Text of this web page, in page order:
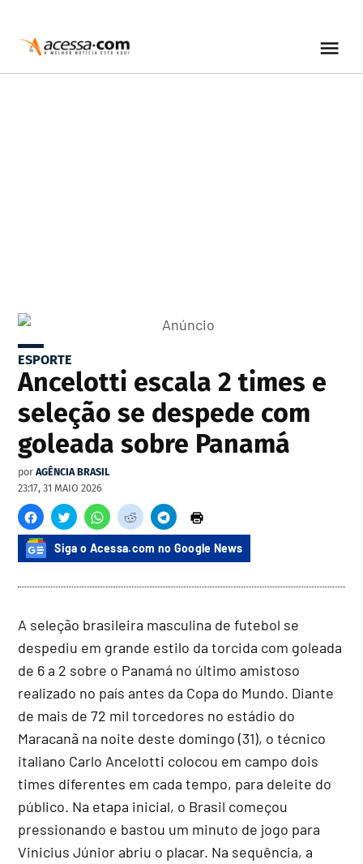
ESPORTE
Ancelotti escala 2 times e
seleção se despede com
goleada sobre Panamá
por AGÊNCIA BRASIL
23:17, 31 MAIO 2026
Siga o Acessa.com no Google News
A seleção brasileira masculina de futebol se
despediu em grande estilo da torcida com goleada
de 6 a 2 sobre o Panamá no último amistoso
realizado no país antes da Copa do Mundo. Diante
de mais de 72 mil torcedores no estádio do
Maracanã na noite deste domingo (31), o técnico
italiano Carlo Ancelotti colocou em campo dois
times diferentes em cada tempo, para deleite do
público. Na etapa inicial, o Brasil começou
pressionando e bastou um minuto de jogo para
Vinicius Júnior abriu o placar. Na sequência, a